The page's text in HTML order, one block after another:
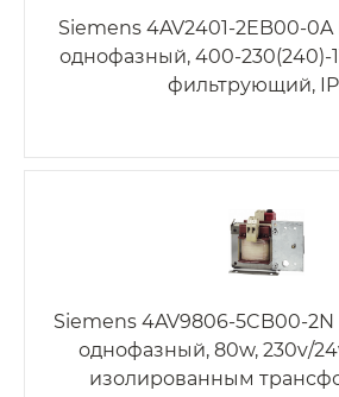
Siemens 4AV2401-2EB00-
однофазный, 400-230(240)-
фильтрующий,
Siemens 4AV9806-5CB00-
однофазный, 80w, 230v/
изолированным